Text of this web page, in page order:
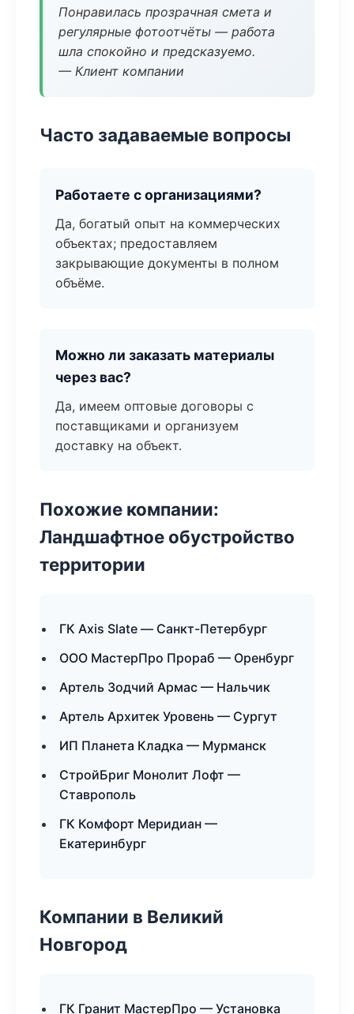
Понравилась прозрачная смета и
регулярные фотоотчёты — работа
шла спокойно и предсказуемо.
— Клиент компании
Часто задаваемые вопросы
Работаете с организациями?
Да, богатый опыт на коммерческих
объектах; предоставляем
закрывающие документы в полном
объёме.
Можно ли заказать материалы
через вас?
Да, имеем оптовые договоры с
поставщиками и организуем
доставку на объект.
Похожие компании:
Ландшафтное обустройство
территории
ГК Axis Slate — Санкт-Петербург
ООО МастерПро Прораб — Оренбург
Артель Зодчий Армас — Нальчик
Артель Архитек Уровень — Сургут
ИП Планета Кладка — Мурманск
СтройБриг Монолит Лофт —
Ставрополь
ГК Комфорт Меридиан —
Екатеринбург
Компании в Великий
Новгород
ГК Гранит МастерПро — Установка